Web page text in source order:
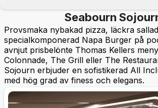
Seabourn
Provsmaka nybakad pizza, läckra
specialkomponerad Napa Burger på
avnjut prisbelönte Thomas Kellers
Colonnade, The Grill eller The
Sojourn erbjuder en sofistikerad All
med hög grad av finess och elegans.